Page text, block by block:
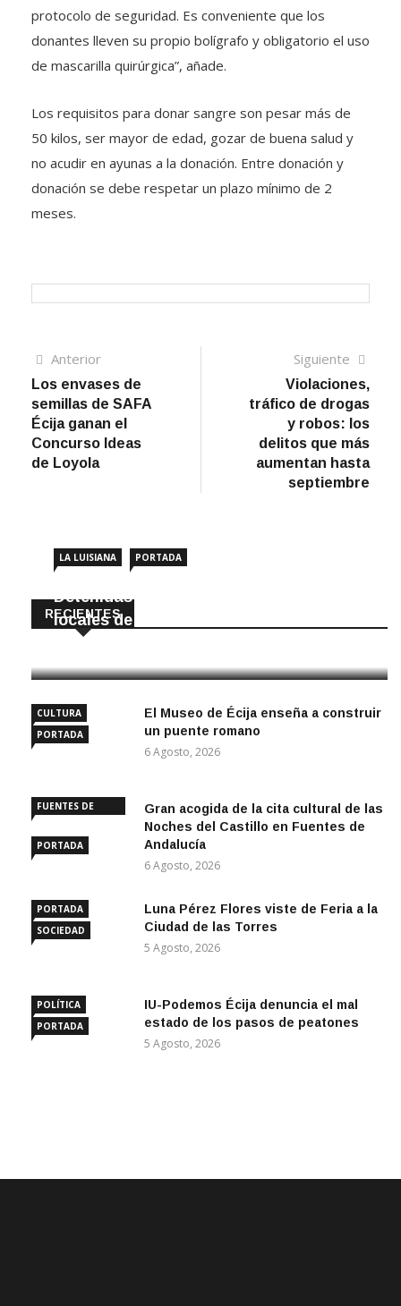
protocolo de seguridad. Es conveniente que los
donantes lleven su propio bolígrafo y obligatorio el uso
de mascarilla quirúrgica”, añade.
Los requisitos para donar sangre son pesar más de
50 kilos, ser mayor de edad, gozar de buena salud y
no acudir en ayunas a la donación. Entre donación y
donación se debe respetar un plazo mínimo de 2
meses.
Navegación
de
entradas
AnteriorArtículo
anterior
Los envases de
semillas de SAFA
Écija ganan el
Concurso Ideas
de Loyola
Siguiente
Violaciones,
tráfico de drogas
y robos: los
delitos que más
aumentan hasta
septiembre
RECIENTES
LA LUISIANA PORTADA
Detenidas dos personas por robar en
locales de La Luisiana
CULTURA
PORTADA
El Museo de Écija enseña a construir
un puente romano
6 Agosto, 2026
FUENTES DE
PORTADA
Gran acogida de la cita cultural de las
Noches del Castillo en Fuentes de
Andalucía
6 Agosto, 2026
PORTADA
SOCIEDAD
Luna Pérez Flores viste de Feria a la
Ciudad de las Torres
5 Agosto, 2026
POLÍTICA
PORTADA
IU-Podemos Écija denuncia el mal
estado de los pasos de peatones
5 Agosto, 2026